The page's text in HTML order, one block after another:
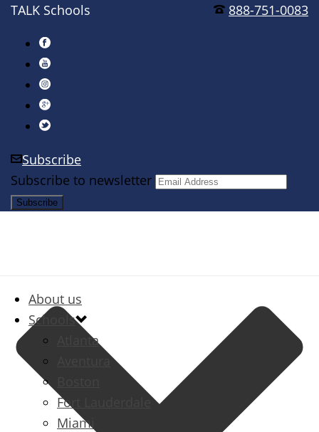
888-751-0083
TALK Schools
Subscribe
Subscribe to newsletter
About us
Schools
Atlanta
Aventura
Fort Lauderdale
Miami